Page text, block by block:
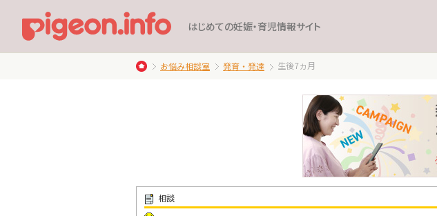
はじめての妊娠・育児情報サイト
お悩み相談室 発育・発達 生後7ヵ月
相談